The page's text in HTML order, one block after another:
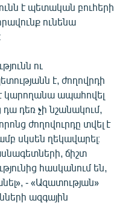
է պետական բուհերի
ունենա
ու
է, ժողովրդի
կարողանա ապահովել
դեռ չի նշանակում,
ժողովուրդը տվել է
սկսեն ղեկավարել։
ճիշտ
հասկանում են,
- «Ազատության»
ազգային